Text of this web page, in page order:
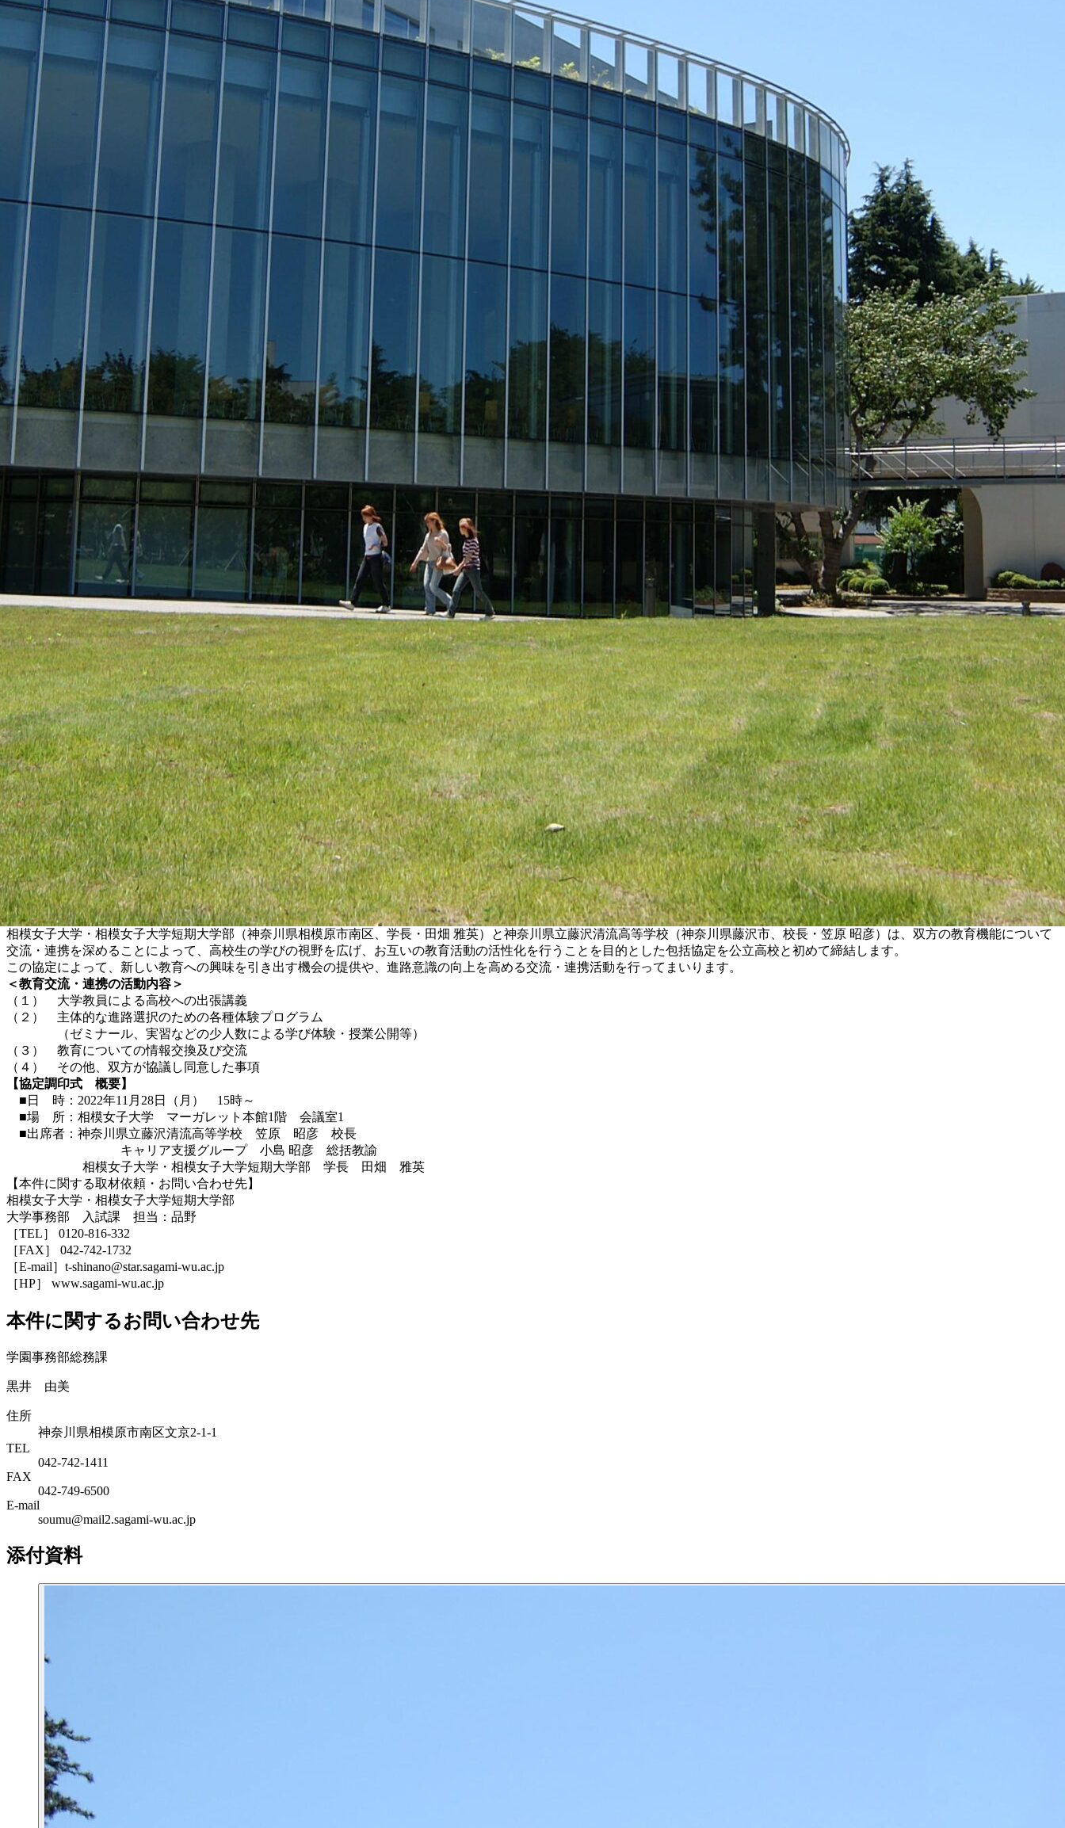
相模女子大学・相模女子大学短期大学部（神奈川県相模原市南区、学長・田畑 雅英）と神奈川県立藤沢清流高等学校（神奈川県藤沢市、校長・笠原 昭彦）は、双方の教育機能について
交流・連携を深めることによって、高校生の学びの視野を広げ、お互いの教育活動の活性化を行うことを目的とした包括協定を公立高校と初めて締結します。
この協定によって、新しい教育への興味を引き出す機会の提供や、進路意識の向上を高める交流・連携活動を行ってまいります。
＜教育交流・連携の活動内容＞
（１） 大学教員による高校への出張講義
（２） 主体的な進路選択のための各種体験プログラム
（ゼミナール、実習などの少人数による学び体験・授業公開等）
（３） 教育についての情報交換及び交流
（４） その他、双方が協議し同意した事項
【協定調印式 概要】
■日 時：2022年11月28日（月） 15時～
■場 所：相模女子大学 マーガレット本館1階 会議室1
■出席者：神奈川県立藤沢清流高等学校 笠原 昭彦 校長
キャリア支援グループ 小島 昭彦 総括教諭
相模女子大学・相模女子大学短期大学部 学長 田畑 雅英
【本件に関する取材依頼・お問い合わせ先】
相模女子大学・相模女子大学短期大学部
大学事務部 入試課 担当：品野
［TEL］ 0120-816-332
［FAX］ 042-742-1732
［E-mail］t-shinano@star.sagami-wu.ac.jp
［HP］ www.sagami-wu.ac.jp
本件に関するお問い合わせ先
学園事務部総務課
黒井 由美
住所
神奈川県相模原市南区文京2-1-1
TEL
042-742-1411
FAX
042-749-6500
E-mail
soumu@mail2.sagami-wu.ac.jp
添付資料